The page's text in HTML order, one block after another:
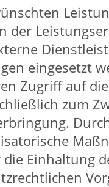
enthält Links zu
Diese Verlinkungen
als solche
Wir haben keinen
dass deren Betreiber
daher, dass
anderen Websites
informieren.